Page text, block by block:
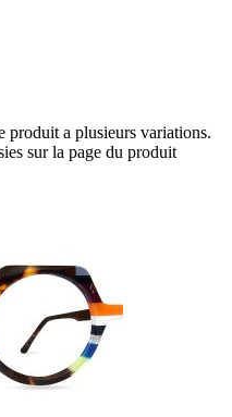
produit a plusieurs variations.
sur la page du produit